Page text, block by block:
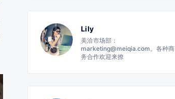
Lily
美洽市场部：
marketing@meiqia.com。各种商
务合作欢迎来撩